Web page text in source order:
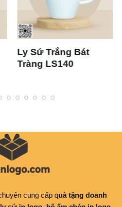
Ly Sứ Trắng Bát
Tràng LS140
cung cấp quà tặng doanh